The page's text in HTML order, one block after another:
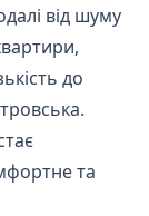
від шуму
до
та